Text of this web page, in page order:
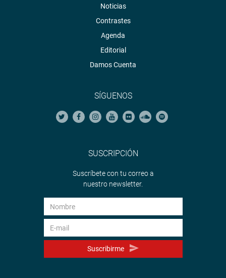
Noticias
Contrastes
Agenda
Editorial
Damos Cuenta
SÍGUENOS
SUSCRIPCIÓN
Suscríbete con tu correo a
nuestro newsletter.
Suscribirme